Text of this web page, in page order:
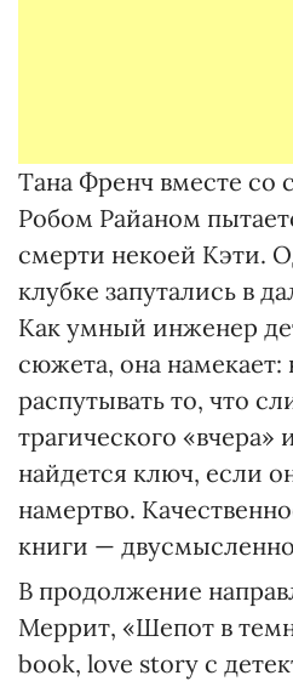
Тана Френч вместе со
Робом Райаном
смерти некоей Кэти.
клубке запутались в
Как умный инженер
сюжета, она намекает:
распутывать то, что
трагического
найдется ключ, если
намертво.
книги —
В продолжение
Меррит, «Шепот в
book, love story с